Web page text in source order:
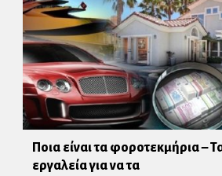
Ποια είναι τα φοροτεκμήρια –
εργαλεία για να τα